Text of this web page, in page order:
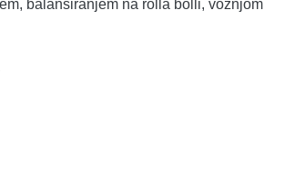
balansiranjem na rolla bolli, vožnjom